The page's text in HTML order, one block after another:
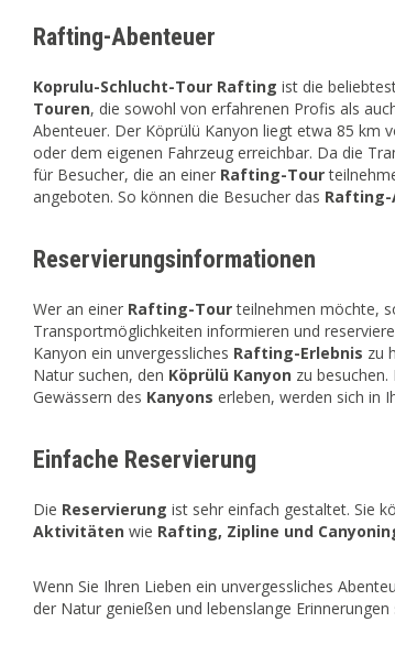
Rafting-Abenteuer
Koprulu-Schlucht-Tour Rafting ist die
Touren, die sowohl von erfahrenen Profis als
Abenteuer. Der Köprülü Kanyon liegt etwa 85 km
oder dem eigenen Fahrzeug erreichbar. Da die
für Besucher, die an einer Rafting-Tour
angeboten. So können die Besucher das
Reservierungsinformationen
Wer an einer Rafting-Tourteilnehmen möchte,
Transportmöglichkeiten informieren und
Kanyon ein unvergessliches Rafting-Erlebnis zu
Natur suchen, den Köprülü Kanyon zu
Gewässern des Kanyons erleben, werden sich in
Einfache Reservierung
Die Reservierung ist sehr einfach gestaltet. Sie
Aktivitäten wie Rafting, Zipline und
Wenn Sie Ihren Lieben ein unvergessliches
der Natur genießen und lebenslange Erinnerungen